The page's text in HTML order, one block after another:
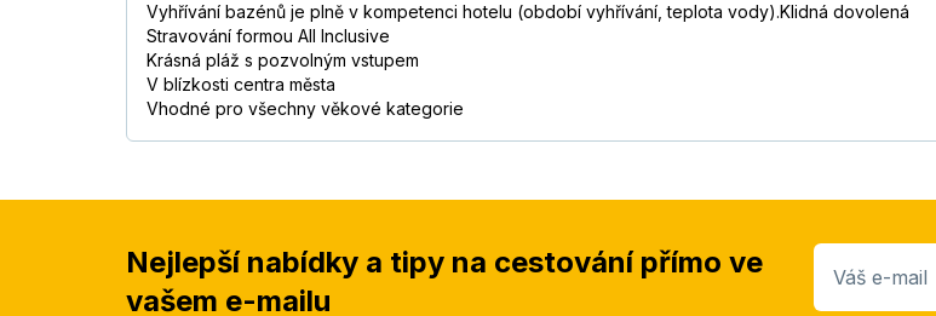
Vyhřívání bazénů je plně v kompetenci hotelu (období vyhřívání, teplota vody).Klidná dovolená
Stravování formou All Inclusive
Krásná pláž s pozvolným vstupem
V blízkosti centra města
Vhodné pro všechny věkové kategorie
Nejlepší nabídky a tipy na cestování přímo ve
vašem e-mailu
Váš e-mail